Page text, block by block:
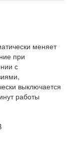
меняет
при
с
выключается
работы